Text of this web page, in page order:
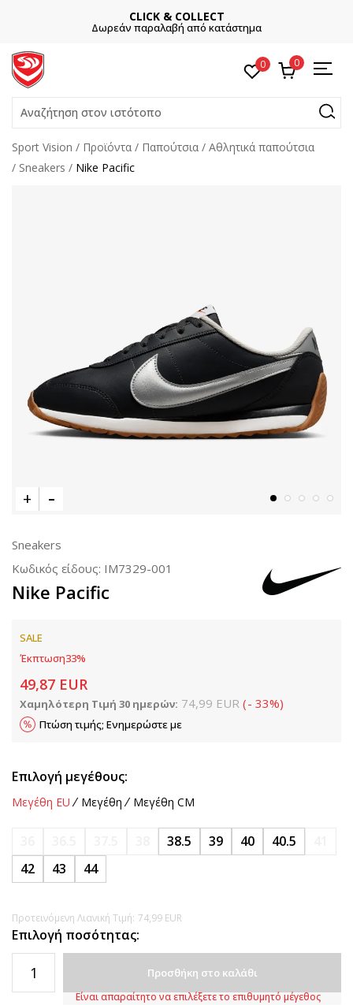
CLICK & COLLECT
Δωρεάν παραλαβή από κατάστημα
0 0
Αναζήτηση στον ιστότοπο
Sport Vision Προϊόντα Παπούτσια
Αθλητικά παπούτσια
Sneakers
Nike Pacific
Sneakers
Κωδικός είδους: IM7329-001
Nike Pacific
SALE
Έκπτωση33%
49,87 EUR
Χαμηλότερη Τιμή 30 ημερών: 74,99 EUR (- 33%)
Πτώση τιμής; Ενημερώστε με
Επιλογή μεγέθους:
Μεγέθη EU Μεγέθη Μεγέθη CM
38.5 39 40 40.5
42
43 44
Προτεινόμενη Λιανική Τιμή: 74,99 EUR
Επιλογή ποσότητας:
Προσθήκη στο καλάθι
Είναι απαραίτητο να επιλέξετε το επιθυμητό μέγεθος